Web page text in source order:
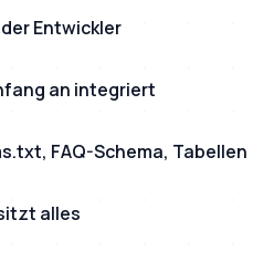
Entwickler
an integriert
FAQ-Schema, Tabellen
alles